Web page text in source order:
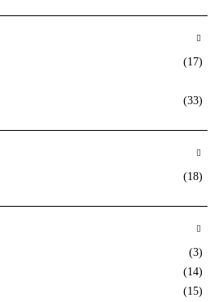
(17)
(33)
(18)
(3)
(14)
(15)